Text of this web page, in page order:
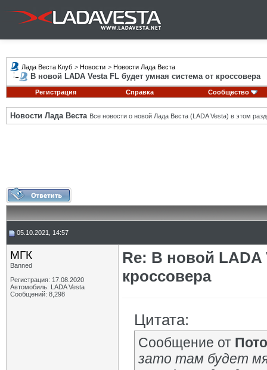
Лада Веста Клуб > Новости > Новости Лада Веста
В новой LADA Vesta FL будет умная система от кроссовера
Регистрация Справка Сообщество
Новости Лада Веста Все новости о новой Лада Веста (LADA Vesta) в этом
05.10.2021, 14:57
МГК
Banned
Регистрация: 17.08.2020
Автомобиль: LADA Vesta
Сообщений: 8,298
Re: В новой LADA
кроссовера
Цитата:
Сообщение от
зато там будет